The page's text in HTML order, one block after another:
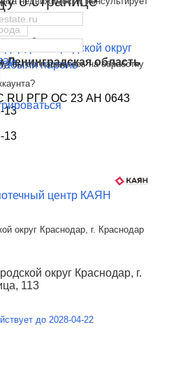
область
Ленинградская область
пароль
продажи,
р-н Городской округ
РГР ОС 23 АН 0643
13
13
центр КАЯН
округ Краснодар, г. Краснодар
округ Краснодар, г.
113
до 2028-04-22
вы соглашаетесь на обработку